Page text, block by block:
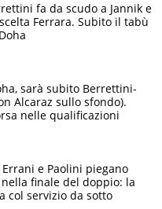
fa da scudo a Jannik e
Ferrara. Subito il tabù
sarà subito Berrettini-
Alcaraz sullo sfondo).
nelle qualificazioni
Errani e Paolini piegano
nella finale del doppio: la
col servizio da sotto